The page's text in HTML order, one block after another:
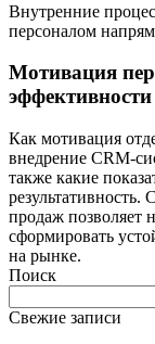
Внутренние
персоналом
Мотивация
эффективности
Как мотивация
внедрение CRM-
также какие
продаж позволяет
сформировать
на рынке.
Поиск
Свежие записи